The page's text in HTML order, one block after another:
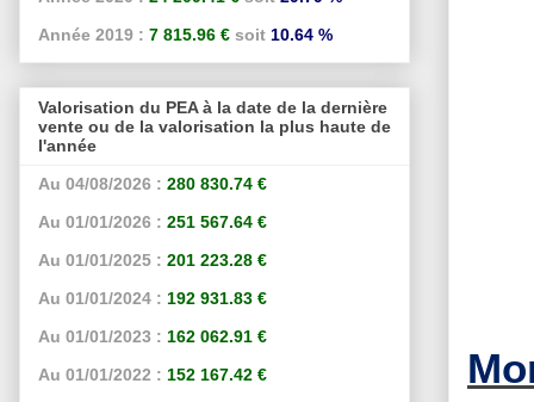
Année 2019 : 7 815.96 € soit 10.64 %
Valorisation du PEA à la date de la dernière
vente ou de la valorisation la plus haute de
l'année
Au 04/08/2026 : 280 830.74 €
Au 01/01/2026 : 251 567.64 €
Au 01/01/2025 : 201 223.28 €
Au 01/01/2024 : 192 931.83 €
Au 01/01/2023 : 162 062.91 €
Au 01/01/2022 : 152 167.42 €